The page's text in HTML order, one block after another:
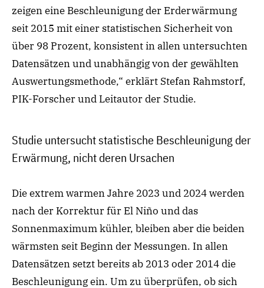
zeigen eine Beschleunigung der Erderwärmung
seit 2015 mit einer statistischen Sicherheit von
über 98 Prozent, konsistent in allen untersuchten
Datensätzen und unabhängig von der gewählten
Auswertungsmethode,“ erklärt Stefan Rahmstorf,
PIK-Forscher und Leitautor der Studie.
Studie untersucht statistische Beschleunigung der
Erwärmung, nicht deren Ursachen
Die extrem warmen Jahre 2023 und 2024 werden
nach der Korrektur für El Niño und das
Sonnenmaximum kühler, bleiben aber die beiden
wärmsten seit Beginn der Messungen. In allen
Datensätzen setzt bereits ab 2013 oder 2014 die
Beschleunigung ein. Um zu überprüfen, ob sich